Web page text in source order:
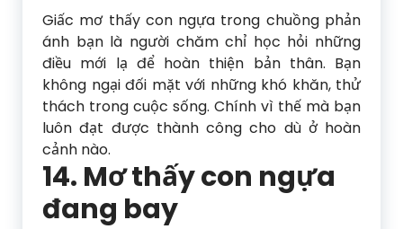
Giấc mơ thấy con ngựa trong chuồng phản
ánh bạn là người chăm chỉ học hỏi những
điều mới lạ để hoàn thiện bản thân. Bạn
không ngại đối mặt với những khó khăn, thử
thách trong cuộc sống. Chính vì thế mà bạn
luôn đạt được thành công cho dù ở hoàn
cảnh nào.
14. Mơ thấy con ngựa
đang bay